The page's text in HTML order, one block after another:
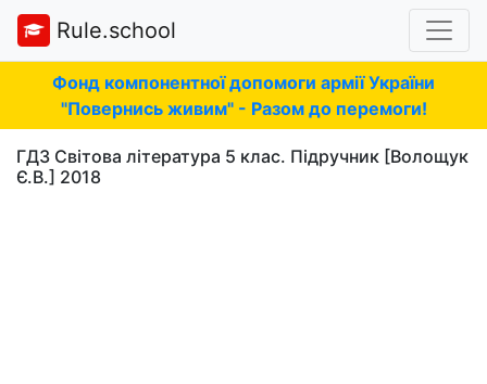
Rule.school
Фонд компонентної допомоги армії України
"Повернись живим" - Разом до перемоги!
ГДЗ Світова література 5 клас. Підручник [Волощук
Є.В.] 2018